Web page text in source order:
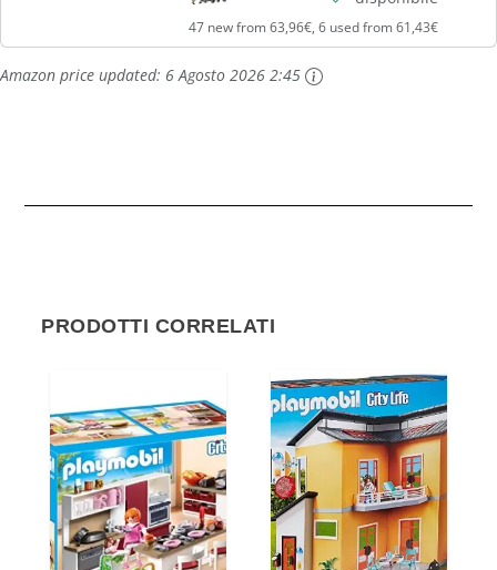
47 new from 63,96€, 6 used from 61,43€
Amazon price updated: 6 Agosto 2026 2:45
PRODOTTI CORRELATI